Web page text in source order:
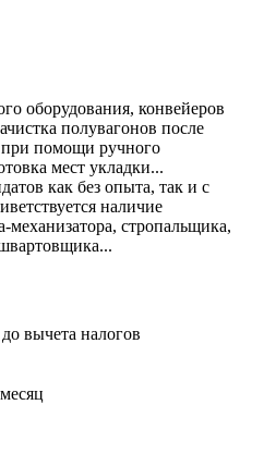
оборудования, конвейеров
полувагонов после
при помощи ручного
мест укладки...
как без опыта, так и с
наличие
механизатора, стропальщика,
до вычета налогов